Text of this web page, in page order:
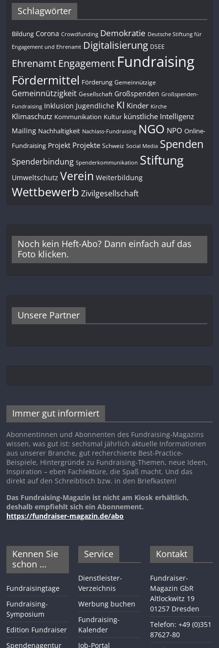
Schlagwörter
Bildung Corona Crowdfunding Demokratie Deutsche Stiftung für
Engagement und Ehrenamt Digitalisierung DSEE
Ehrenamt Engagement Fundraising
Fördermittel Förderung Gemeinnützige
Gemeinnützigkeit Gesellschaft Großspenden Großspenden-
Fundraising Inklusion Jugendliche KI Kinder Kirche
Klimaschutz Kommunikation Kultur künstliche Intelligenz
Mailing Nachhaltigkeit Nachlass-Fundraising NGO NPO Online-
Fundraising Projekt Projekte Schweiz Social Media Spenden
Spenderbindung Spenderkommunikation Stiftung
Umweltschutz Verein Weiterbildung
Wettbewerb Zivilgesellschaft
Noch kein Heft-Abo? Dann einfach auf das
Foto klicken.
Unsere Partner
Immer gut informiert
Abonnentinnen und Abonnenten des Fundraising-Magazins
wissen, was gut ist: sechsmal jährlich aktuelle Informationen
aus unserer Branche, gut recherchierte Best-Practice-
Beispiele, Hintergründe zu Fundraising-Themen, neue Ideen,
Inspiration – eben Fachlektüre, die Spaß macht. Und das
direkt auf den Schreibtisch bzw. in den Briefkasten!
Das Fundraising-Magazin ist nicht am Kiosk erhältlich,
deshalb empfiehlt sich ein Abonnement.
https://fundraiser-magazin.de/abo
Kennen Sie
schon …
Fundraisingtage
Fundraising-
Symposium
Edition Fundraiser
Spendenagentur
Service
Dienstleister-
Verzeichnis
Werbung buchen
Fundraising-
Kalender
Job-Portal
Kontakt
Fundraiser-
Magazin GbR
Altlockwitz 19
01257 Dresden
Telefon: +49 (0)351
87627-80